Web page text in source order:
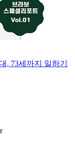
, 73세까지 일하기